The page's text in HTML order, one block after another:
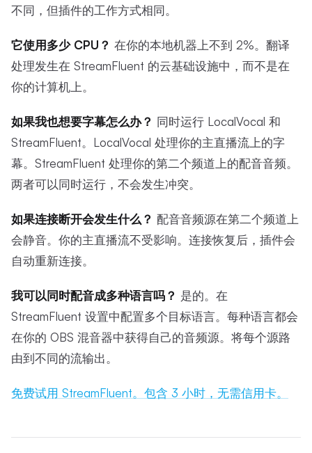
不同，但插件的工作方式相同。
它使用多少 CPU？ 在你的本地机器上不到 2%。翻译
处理发生在 StreamFluent 的云基础设施中，而不是在
你的计算机上。
如果我也想要字幕怎么办？ 同时运行 LocalVocal 和
StreamFluent。LocalVocal 处理你的主直播流上的字
幕。StreamFluent 处理你的第二个频道上的配音音频。
两者可以同时运行，不会发生冲突。
如果连接断开会发生什么？ 配音音频源在第二个频道上
会静音。你的主直播流不受影响。连接恢复后，插件会
自动重新连接。
我可以同时配音成多种语言吗？ 是的。在
StreamFluent 设置中配置多个目标语言。每种语言都会
在你的 OBS 混音器中获得自己的音频源。将每个源路
由到不同的流输出。
免费试用 StreamFluent。包含 3 小时，无需信用卡。